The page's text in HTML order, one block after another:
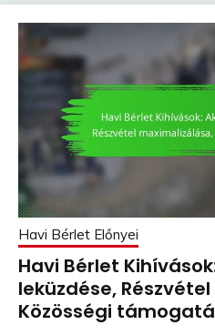
Havi Bérlet Előnyei
Havi Bérlet
leküzdése,
Közösségi